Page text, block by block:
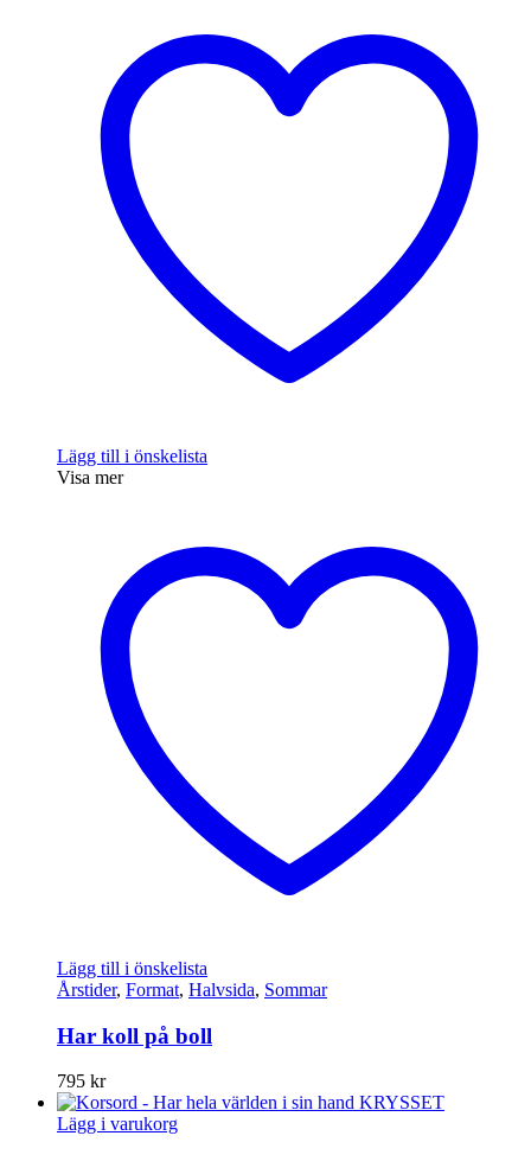
Lägg till i önskelista
Visa mer
Lägg till i önskelista
Årstider, Format, Halvsida, Sommar
Har koll på boll
795 kr
Lägg i varukorg